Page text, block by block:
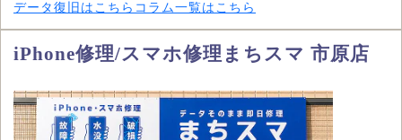
データ復旧はこちら コラム一覧はこちら
iPhone修理/スマホ修理まちスマ 市原店